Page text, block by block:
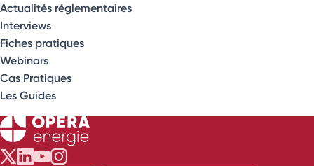
Actualités réglementaires
Interviews
Fiches pratiques
Webinars
Cas Pratiques
Les Guides
Opéra Énergie sur Twitter
Opéra Énergie sur LinkedIn
Opéra Énergie sur Youtube
Opéra Énergie sur Instagram